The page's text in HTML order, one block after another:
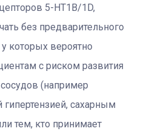
5-HT1B/1D,
без предварительного
которых вероятно
с риском развития
(например
гипертензией, сахарным
тем, кто принимает